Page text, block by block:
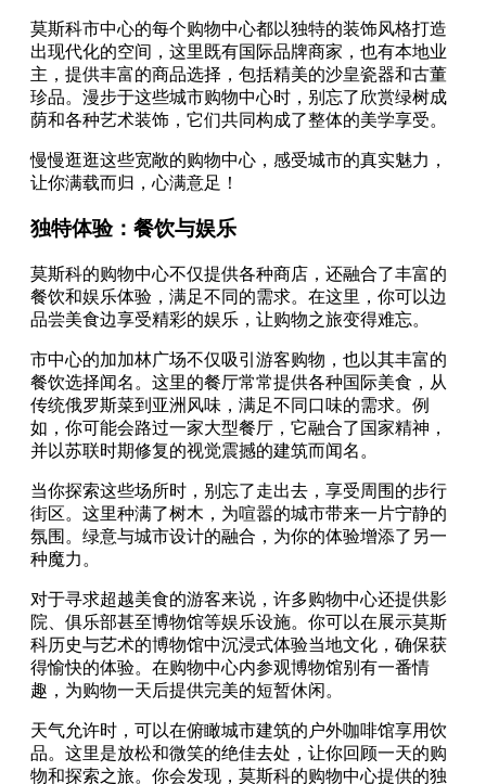
莫斯科市中心的每个购物中心都以独特的装饰风格打造
出现代化的空间，这里既有国际品牌商家，也有本地业
主，提供丰富的商品选择，包括精美的沙皇瓷器和古董
珍品。漫步于这些城市购物中心时，别忘了欣赏绿树成
荫和各种艺术装饰，它们共同构成了整体的美学享受。
慢慢逛逛这些宽敞的购物中心，感受城市的真实魅力，
让你满载而归，心满意足！
独特体验：餐饮与娱乐
莫斯科的购物中心不仅提供各种商店，还融合了丰富的
餐饮和娱乐体验，满足不同的需求。在这里，你可以边
品尝美食边享受精彩的娱乐，让购物之旅变得难忘。
市中心的加加林广场不仅吸引游客购物，也以其丰富的
餐饮选择闻名。这里的餐厅常常提供各种国际美食，从
传统俄罗斯菜到亚洲风味，满足不同口味的需求。例
如，你可能会路过一家大型餐厅，它融合了国家精神，
并以苏联时期修复的视觉震撼的建筑而闻名。
当你探索这些场所时，别忘了走出去，享受周围的步行
街区。这里种满了树木，为喧嚣的城市带来一片宁静的
氛围。绿意与城市设计的融合，为你的体验增添了另一
种魔力。
对于寻求超越美食的游客来说，许多购物中心还提供影
院、俱乐部甚至博物馆等娱乐设施。你可以在展示莫斯
科历史与艺术的博物馆中沉浸式体验当地文化，确保获
得愉快的体验。在购物中心内参观博物馆别有一番情
趣，为购物一天后提供完美的短暂休闲。
天气允许时，可以在俯瞰城市建筑的户外咖啡馆享用饮
品。这里是放松和微笑的绝佳去处，让你回顾一天的购
物和探索之旅。你会发现，莫斯科的购物中心提供的独